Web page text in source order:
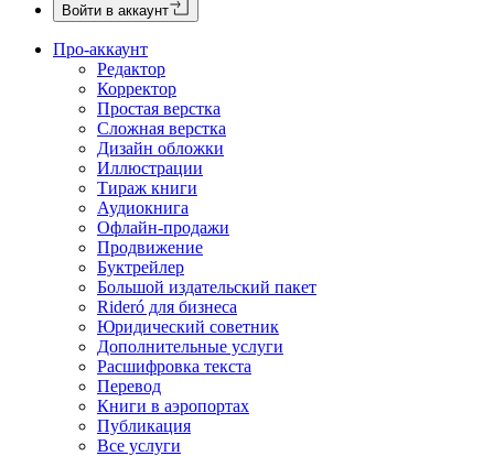
Войти в аккаунт
Про-аккаунт
Редактор
Корректор
Простая верстка
Сложная верстка
Дизайн обложки
Иллюстрации
Тираж книги
Аудиокнига
Офлайн-продажи
Продвижение
Буктрейлер
Большой издательский пакет
Rideró для бизнеса
Юридический советник
Дополнительные услуги
Расшифровка текста
Перевод
Книги в аэропортах
Публикация
Все услуги